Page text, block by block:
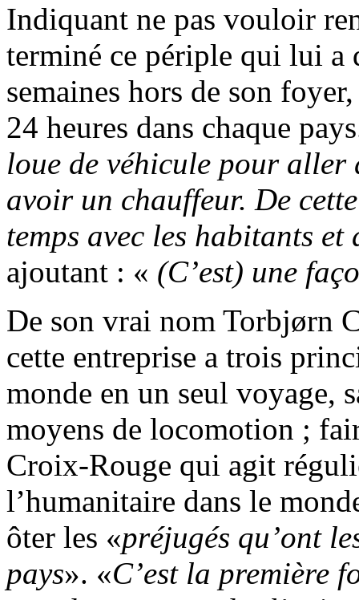
Indiquant ne pas vouloir
terminé ce périple qui lui a
semaines hors de son
24 heures dans chaque
loue de véhicule pour aller
avoir un chauffeur. De
temps avec les habitants et
ajoutant : « (C’est) une
De son vrai nom Torbjørn
cette entreprise a trois
monde en un seul voyage,
moyens de locomotion ;
Croix-Rouge qui agit
l’humanitaire dans le
ôter les «préjugés qu’ont
pays». «C’est la première